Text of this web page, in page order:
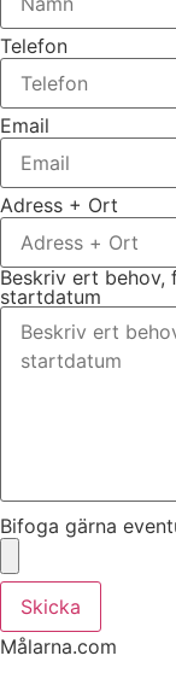
Telefon
Email
Adress + Ort
Beskriv ert behov,
startdatum
Bifoga gärna
Skicka
Målarna.com